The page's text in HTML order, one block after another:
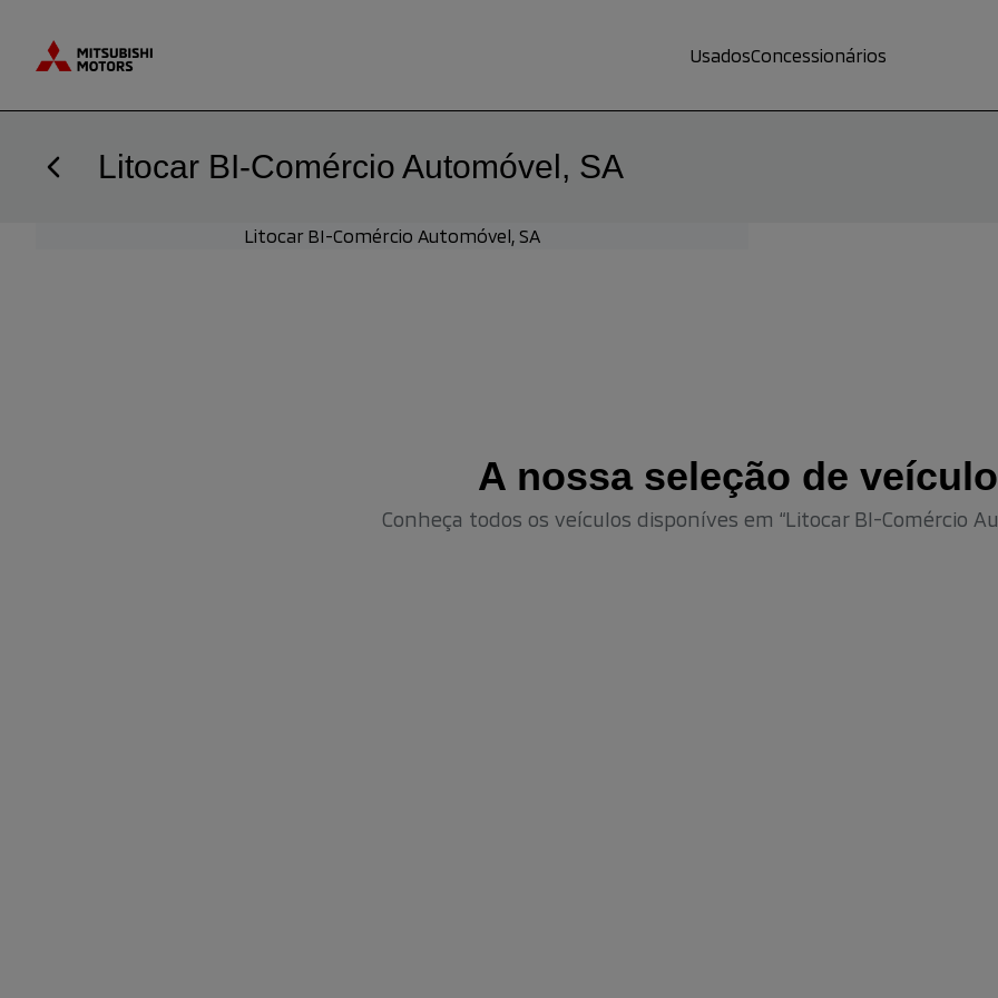
UsadosConcessionários
Litocar BI-Comércio Automóvel, SA
Litocar BI-Comércio Automóvel, SA
A nossa seleção de
Conheça todos os veículos disponíves em “Litocar BI-Comércio